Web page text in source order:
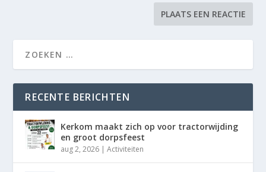
RECENTE BERICHTEN
Kerkom maakt zich op voor tractorwijding
en groot dorpsfeest
aug 2, 2026 |Activiteiten